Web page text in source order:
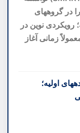
در گروههای
رویکردی نوین در
زمانی آغاز
اولیه؛